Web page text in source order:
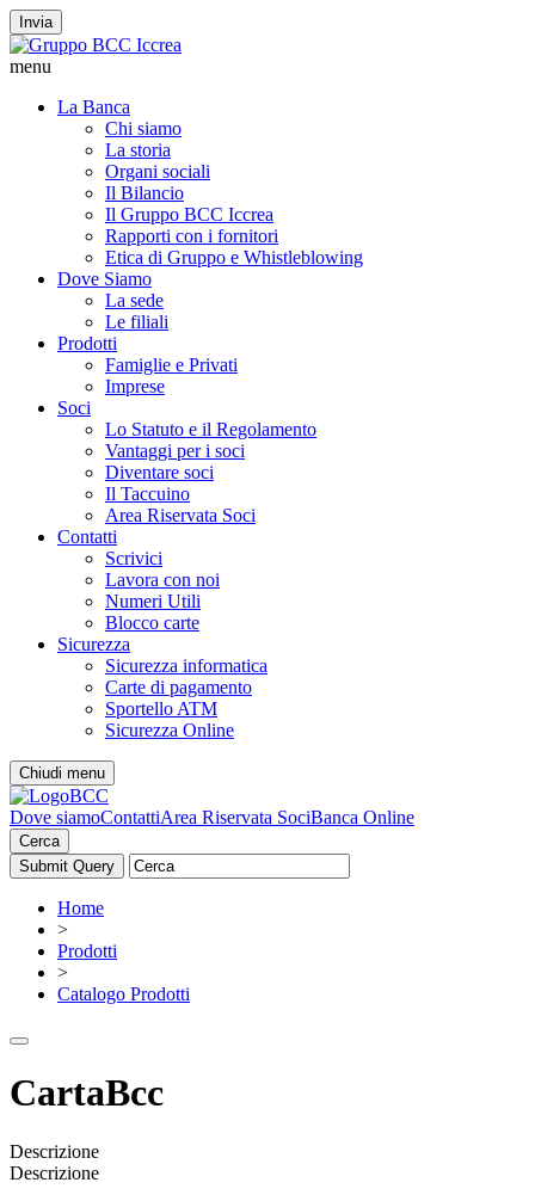
Invia
menu
La Banca
Chi siamo
La storia
Organi sociali
Il Bilancio
Il Gruppo BCC Iccrea
Rapporti con i fornitori
Etica di Gruppo e Whistleblowing
Dove Siamo
La sede
Le filiali
Prodotti
Famiglie e Privati
Imprese
Soci
Lo Statuto e il Regolamento
Vantaggi per i soci
Diventare soci
Il Taccuino
Area Riservata Soci
Contatti
Scrivici
Lavora con noi
Numeri Utili
Blocco carte
Sicurezza
Sicurezza informatica
Carte di pagamento
Sportello ATM
Sicurezza Online
Chiudi menu
Dove siamoContattiArea Riservata SociBanca Online
Cerca
Home
>
Prodotti
>
Catalogo Prodotti
CartaBcc
Descrizione
Descrizione